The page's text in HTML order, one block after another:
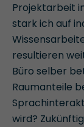
Projektarbeit
stark ich auf
resultieren
Büro selber
Raumanteile
wird?